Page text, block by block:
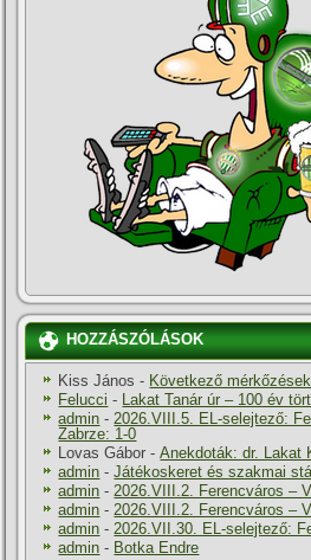
HOZZÁSZÓLÁSOK
Kiss János - Következő mérkőzések
Felucci - Lakat Tanár úr – 100 év
admin -2026.VIII.5. EL-selejtező:
Zabrze: 1-0
Lovas Gábor -Anekdoták: dr. Lakat
admin -Játékoskeret és szakmai
admin -2026.VIII.2. Ferencváros –
admin -2026.VIII.2. Ferencváros –
admin -2026.VII.30. EL-selejtező:
admin - Botka Endre